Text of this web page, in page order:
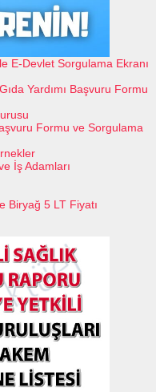
E-Devlet Sorgulama Ekranı
Yardımı Başvuru Formu
Formu ve Sorgulama
İş Adamları
Biryağ 5 LT Fiyatı